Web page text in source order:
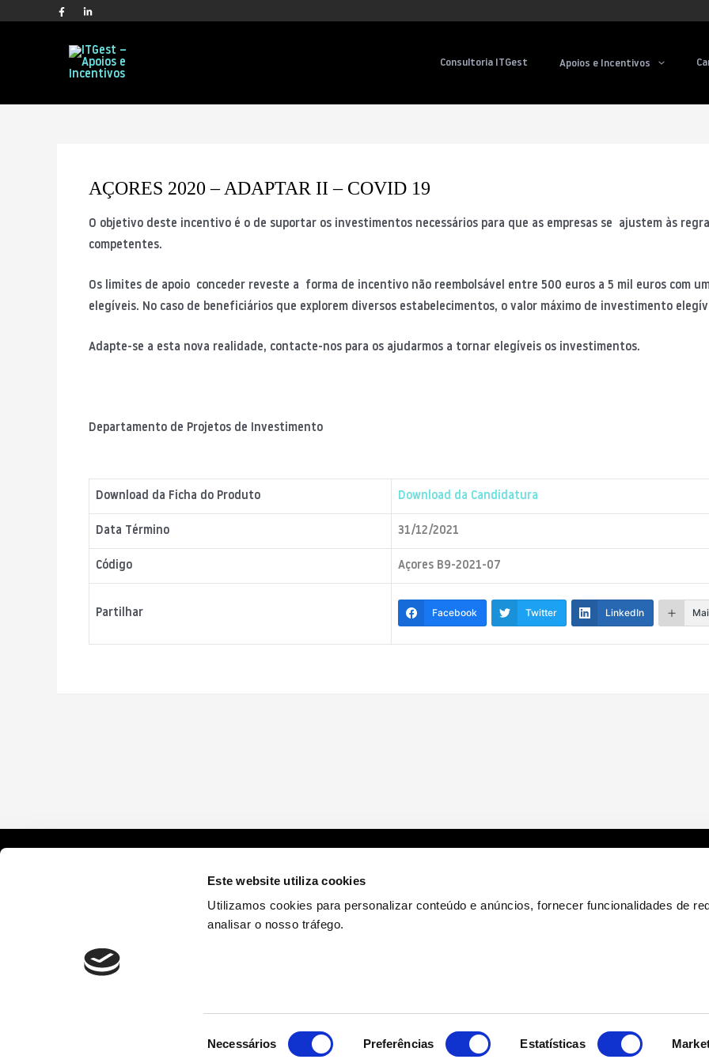
Este website utiliza cookies
Utilizamos cookies para personalizar conteúdo e anúncios, fornecer funcionalidades de
analisar o nosso tráfego.
Necessários Preferências Estatísticas
Consultoria ITGest Apoios e Incentivos
Home
AÇORES 2020 – ADAPTAR II – COVID 19
O objetivo deste incentivo é o de suportar os investimentos necessários para que as empresas se ajustem às
competentes.
Os limites de apoio conceder reveste a forma de incentivo não reembolsável entre 500 euros a 5 mil euros com
elegíveis. No caso de beneficiários que explorem diversos estabelecimentos, o valor máximo de investimento
Adapte-se a esta nova realidade, contacte-nos para os ajudarmos a tornar elegíveis os investimentos.
Departamento de Projetos de Investimento
Download da Ficha do Produto Download da Candidatura
Data Término 31/12/2021
Código Açores B9-2021-07
Partilhar Facebook Twitter LinkedIn
Política da Privacidade Política da Qualidade